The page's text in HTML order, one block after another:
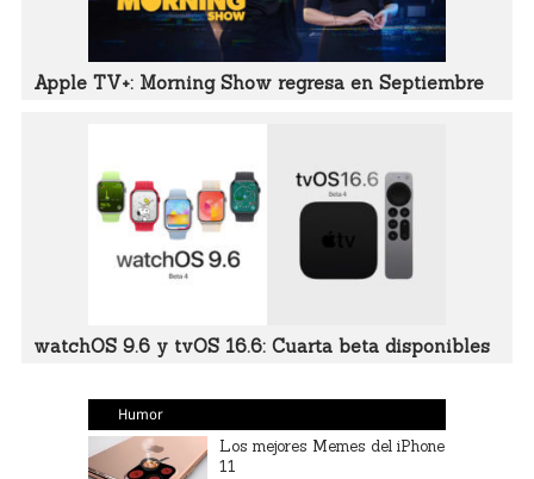
Apple TV+: Morning Show regresa en Septiembre
watchOS 9.6 y tvOS 16.6: Cuarta beta disponibles
Humor
Los mejores Memes del iPhone
11